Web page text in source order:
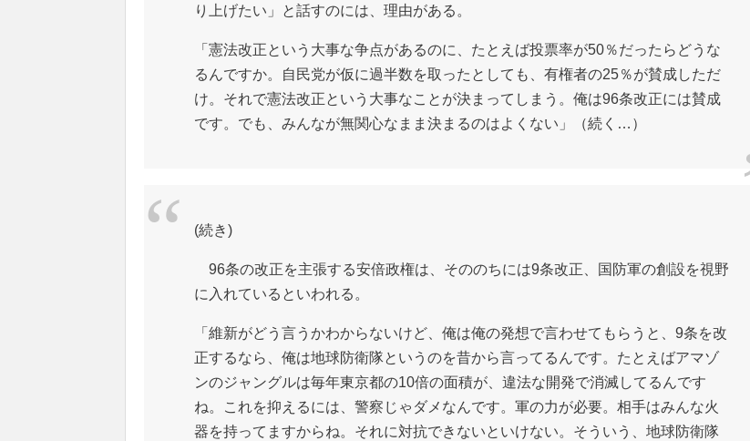
り上げたい」と話すのには、理由がある。
「憲法改正という大事な争点があるのに、たとえば投票率が50％だったらどうな
るんですか。自民党が仮に過半数を取ったとしても、有権者の25％が賛成しただ
け。それで憲法改正という大事なことが決まってしまう。俺は96条改正には賛成
です。でも、みんなが無関心なまま決まるのはよくない」（続く…）
(続き)
96条の改正を主張する安倍政権は、そののちには9条改正、国防軍の創設を視野
に入れているといわれる。
「維新がどう言うかわからないけど、俺は俺の発想で言わせてもらうと、9条を改
正するなら、俺は地球防衛隊というのを昔から言ってるんです。たとえばアマゾ
ンのジャングルは毎年東京都の10倍の面積が、違法な開発で消滅してるんです
ね。これを抑えるには、警察じゃダメなんです。軍の力が必要。相手はみんな火
器を持ってますからね。それに対抗できないといけない。そういう、地球防衛隊